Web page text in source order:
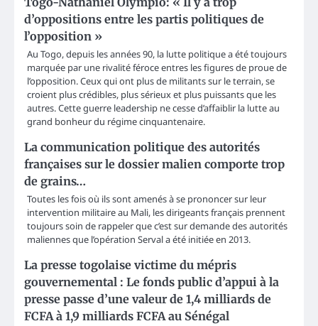
d’oppositions entre les partis politiques de
l’opposition »
Au Togo, depuis les années 90, la lutte politique a été toujours
marquée par une rivalité féroce entres les figures de proue de
l’opposition. Ceux qui ont plus de militants sur le terrain, se
croient plus crédibles, plus sérieux et plus puissants que les
autres. Cette guerre leadership ne cesse d’affaiblir la lutte au
grand bonheur du régime cinquantenaire.
La communication politique des autorités
françaises sur le dossier malien comporte trop
de grains…
Toutes les fois où ils sont amenés à se prononcer sur leur
intervention militaire au Mali, les dirigeants français prennent
toujours soin de rappeler que c’est sur demande des autorités
maliennes que l’opération Serval a été initiée en 2013.
La presse togolaise victime du mépris
gouvernemental : Le fonds public d’appui à la
presse passe d’une valeur de 1,4 milliards de
FCFA à 1,9 milliards FCFA au Sénégal